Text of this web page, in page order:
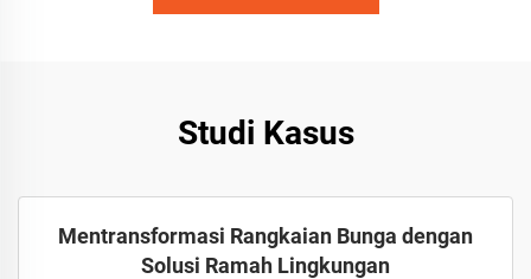
Studi Kasus
Mentransformasi Rangkaian Bunga dengan
Solusi Ramah Lingkungan